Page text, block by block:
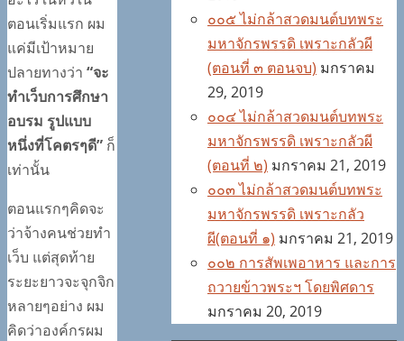
ตอนเริ่มแรก ผม
แค่มีเป้าหมาย
ปลายทางว่า “จะ
ทำเว็บการศึกษา
อบรม รูปแบบ
หนึ่งที่โคตรๆดี” ก็
เท่านั้น
ตอนแรกๆคิดจะ
ว่าจ้างคนช่วยทำ
เว็บ แต่สุดท้าย
ระยะยาวจะจุกจิก
หลายๆอย่าง ผม
คิดว่าองค์กรผม
๐๐๕ ไม่กล้าสวดมนต์บทพระ
มหาจักรพรรดิ เพราะกลัวผี
(ตอนที่ ๓ ตอนจบ) มกราคม
29, 2019
๐๐๔ ไม่กล้าสวดมนต์บทพระ
มหาจักรพรรดิ เพราะกลัวผี
(ตอนที่ ๒) มกราคม 21, 2019
๐๐๓ ไม่กล้าสวดมนต์บทพระ
มหาจักรพรรดิ เพราะกลัว
ผี(ตอนที่ ๑) มกราคม 21, 2019
๐๐๒ การสัพเพอาหาร และการ
ถวายข้าวพระฯ โดยพิศดาร
มกราคม 20, 2019